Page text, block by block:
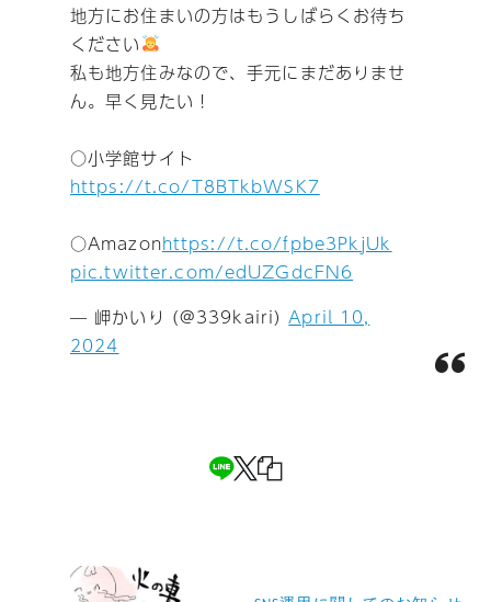
地方にお住まいの方はもうしばらくお待ち
ください
私も地方住みなので、手元にまだありませ
ん。早く見たい！
○小学館サイト
https://t.co/T8BTkbWSK7
○Amazonhttps://t.co/fpbe3PkjUk
pic.twitter.com/edUZGdcFN6
— 岬かいり (@339kairi)April 10,
2024